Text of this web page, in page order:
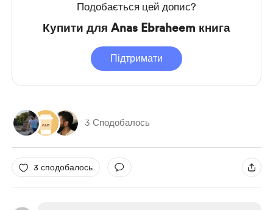
Подобається цей допис?
Купити для Anas Ebraheem книга
Підтримати
3 Сподобалось
3 сподобалось